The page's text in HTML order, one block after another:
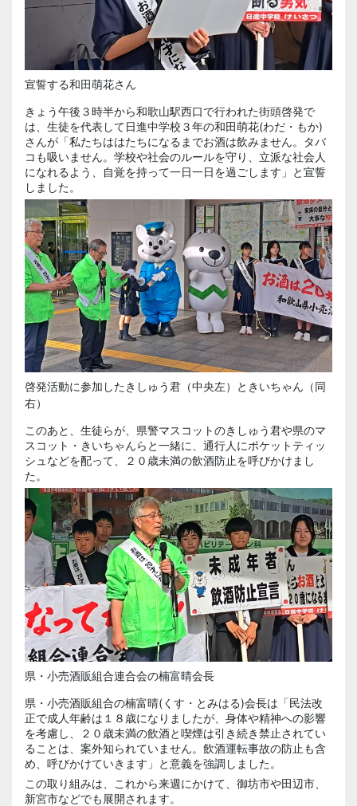
宣誓する和田萌花さん
きょう午後３時半から和歌山駅西口で行われた街頭啓発で
は、生徒を代表して日進中学校３年の和田萌花(わだ・もか)
さんが「私たちははたちになるまでお酒は飲みません。タバ
コも吸いません。学校や社会のルールを守り、立派な社会人
になれるよう、自覚を持って一日一日を過ごします」と宣誓
しました。
啓発活動に参加したきしゅう君（中央左）ときいちゃん（同
右）
このあと、生徒らが、県警マスコットのきしゅう君や県のマ
スコット・きいちゃんらと一緒に、通行人にポケットティッ
シュなどを配って、２０歳未満の飲酒防止を呼びかけまし
た。
県・小売酒販組合連合会の楠富晴会長
県・小売酒販組合の楠富晴(くす・とみはる)会長は「民法改
正で成人年齢は１８歳になりましたが、身体や精神への影響
を考慮し、２０歳未満の飲酒と喫煙は引き続き禁止されてい
ることは、案外知られていません。飲酒運転事故の防止も含
め、呼びかけていきます」と意義を強調しました。
この取り組みは、これから来週にかけて、御坊市や田辺市、
新宮市などでも展開されます。